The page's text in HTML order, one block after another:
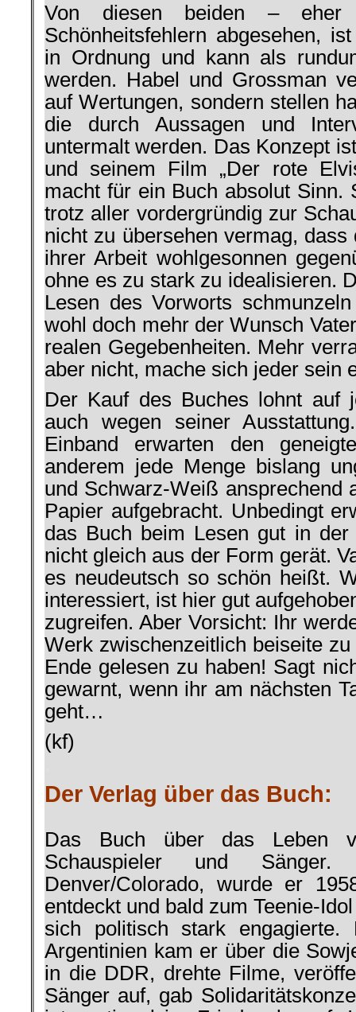
Von diesen beiden – eher
Schönheitsfehlern abgesehen,
in Ordnung und kann als
werden. Habel und Grossman
auf Wertungen, sondern stellen
die durch Aussagen und
untermalt werden. Das Konzept
und seinem Film „Der rote
macht für ein Buch absolut Sinn.
trotz aller vordergründig zur
nicht zu übersehen vermag,
ihrer Arbeit wohlgesonnen
ohne es zu stark zu idealisieren.
Lesen des Vorworts
wohl doch mehr der Wunsch
realen Gegebenheiten. Mehr
aber nicht, mache sich jeder sein
Der Kauf des Buches lohnt auf
auch wegen seiner
Einband erwarten den
anderem jede Menge bislang
und Schwarz-Weiß ansprechend
Papier aufgebracht. Unbedingt
das Buch beim Lesen gut in
nicht gleich aus der Form gerät.
es neudeutsch so schön heißt.
interessiert, ist hier gut
zugreifen. Aber Vorsicht: Ihr
Werk zwischenzeitlich beiseite
Ende gelesen zu haben! Sagt
gewarnt, wenn ihr am nächsten
geht…
(kf)
Der Verlag über das Buch:
Das Buch über das Leben
Schauspieler und
Denver/Colorado, wurde er
entdeckt und bald zum Teenie-
sich politisch stark engagierte.
Argentinien kam er über die
in die DDR, drehte Filme,
Sänger auf, gab